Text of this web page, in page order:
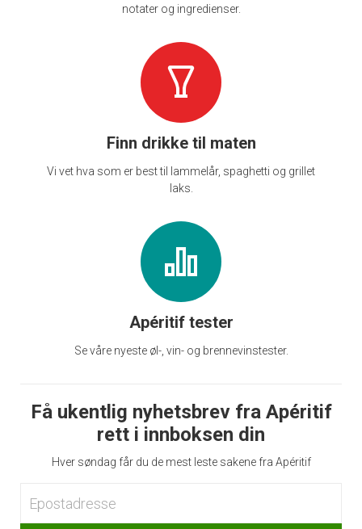
notater og ingredienser.
Finn drikke til maten
Vi vet hva som er best til lammelår, spaghetti og grillet
laks.
Apéritif tester
Se våre nyeste øl-, vin- og brennevinstester.
Få ukentlig nyhetsbrev fra Apéritif
rett i innboksen din
Hver søndag får du de mest leste sakene fra Apéritif